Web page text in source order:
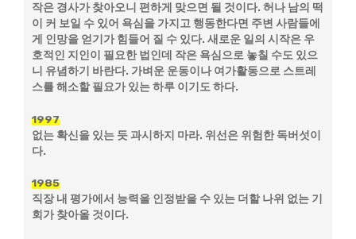
작은 경사가 찾아오니 편하게 맞으면 될 것이다. 허나 남의 떡
이 커 보일 수 있어 욕심을 가지고 행동한다면 주변 사람들에
게 인망을 얻기가 힘들어 질 수 있다. 새로운 일의 시작은 우
호적인 지인이 필요한 법인데 작은 욕심으로 놓칠 수도 있으
니 유념하기 바란다. 가벼운 운동이나 여가활동으로 스트레
스를 해소할 필요가 있는 하루 이기도 하다.
1997
없는 확신을 있는 듯 과시하지 마라. 위선은 위험한 독버섯이
다.
1985
직장 내 평가에서 능력을 인정받을 수 있는 더할 나위 없는 기
회가 찾아올 것이다.